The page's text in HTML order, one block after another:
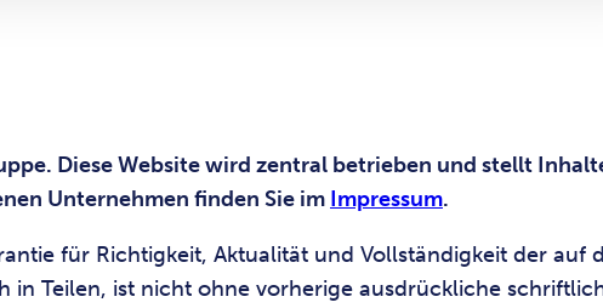
Diese Website wird zentral betrieben und stellt
Unternehmen finden Sie im Impressum.
für Richtigkeit, Aktualität und Vollständigkeit der auf
Teilen, ist nicht ohne vorherige ausdrückliche